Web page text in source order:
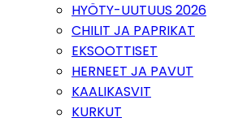
HYÖTY-UUTUUS 2026
CHILIT JA PAPRIKAT
EKSOOTTISET
HERNEET JA PAVUT
KAALIKASVIT
KURKUT